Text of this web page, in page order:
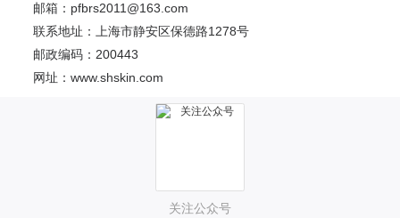
邮箱：pfbrs2011@163.com
联系地址：上海市静安区保德路1278号
邮政编码：200443
网址：www.shskin.com
关注公众号